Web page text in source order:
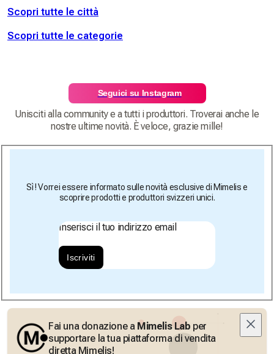
Scopri tutte le città
Scopri tutte le categorie
Seguici su Instagram
Unisciti alla community e a tutti i produttori. Troverai anche le
nostre ultime novità. È veloce, grazie mille!
Sì ! Vorrei essere informato sulle novità esclusive di Mimelis e
scoprire prodotti e produttori svizzeri unici.
Inserisci il tuo indirizzo email
Iscriviti
Fai una donazione a Mimelis Lab per
supportare la tua piattaforma di vendita
diretta Mimelis!